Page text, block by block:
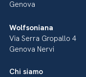
Genova
Wolfsoniana
Via Serra Gropallo 4
Genova Nervi
Chi siamo